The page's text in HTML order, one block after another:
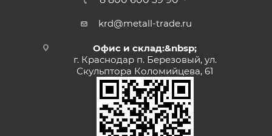
krd@metall-trade.ru
Офис и склад:&nbsp;
г. Краснодар п. Березовый, ул.
Скульптора Коломийцева, 61